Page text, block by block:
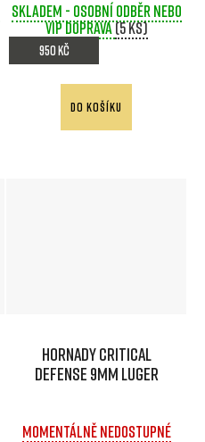
Skladem - osobní odběr nebo
VIP doprava(5 ks)
950 Kč
DO KOŠÍKU
Hornady Critical
Defense 9mm Luger
Momentálně nedostupné